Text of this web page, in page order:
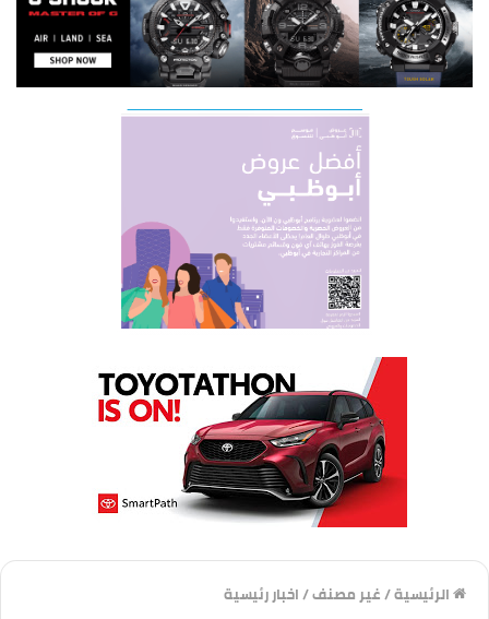
الرئيسية/غير مصنف/اخبار رئيسية